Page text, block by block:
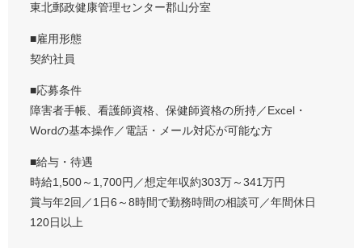
東北郵政健康管理センター郡山分室
■雇用形態
契約社員
■応募条件
障害者手帳、看護師資格、保健師資格の所持／Excel・
Wordの基本操作／電話・メール対応が可能な方
■給与・待遇
時給1,500～1,700円／想定年収約303万～341万円
賞与年2回／1日6～8時間で勤務時間の相談可／年間休日
120日以上